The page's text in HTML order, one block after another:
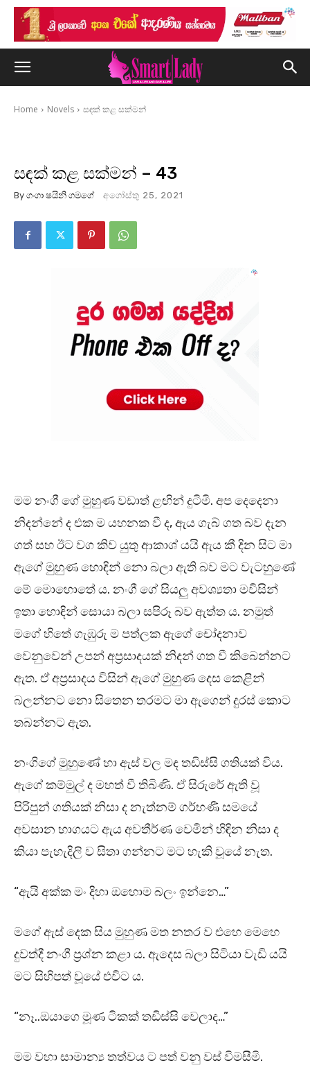
Home Novels සඳක් කළ සක්මන්
සඳක් කළ සක්මන් – 43
By ගංගා ෂයිනි ගමගේ අගෝස්තු 25, 2021
මම නංගී ගේ මුහුණ වඩාත් ළඟින් දුටිමි. අප දෙදෙනා
නිදන්නේ ද එක ම යහනක වී ද, ඇය ගැබ් ගත බව දැන
ගත් සහ ඊට වග කිව යුතු ආකාශ් යයි ඇය කී දින සිට මා
ඇගේ මුහුණ හොඳින් නො බලා ඇති බව මට වැටහුණේ
මේ මොහොතේ ය. නංගී ගේ සියලු අවශ්‍යතා මවිසින්
ඉතා හොඳින් සොයා බලා සපිරූ බව ඇත්ත ය. නමුත්
මගේ හිතේ ගැඹුරු ම පත්ලක ඇගේ චෝදනාව
වෙනුවෙන් උපන් අප්‍රසාදයක් නිදන් ගත වී කිබෙන්නට
ඇත. ඒ අප්‍රසාදය විසින් ඇගේ මුහුණ දෙස කෙළින්
බලන්නට නො සිතෙන තරමට මා ඇගෙන් දුරස් කොට
තබන්නට ඇත.
නංගිගේ මුහුණේ හා ඇස් වල මඳ තඩිස්සි ගතියක් විය.
ඇගේ කම්මුල් ද මහත් වී තිබිණි. ඒ සිරුරේ ඇති වූ
පිරිපුන් ගතියක් නිසා ද නැත්නම් ගර්භණී සමයේ
අවසාන භාගයට ඇය අවතීර්ණ වෙමින් හිඳින නිසා ද
කියා පැහැදිලි ව සිතා ගන්නට මට හැකි වූයේ නැත.
“ඇයි අක්ක මං දිහා ඔහොම බලං ඉන්නෙ…”
මගේ ඇස් දෙක සිය මුහුණ මත නතර ව එහෙ මෙහෙ
දුවත්දී නංගී ප්‍රශ්න කළා ය. ඇදෙස බලා සිටියා වැඩි යයි
මට සිහිපත් වූයේ එවිට ය.
“නෑ..ඔයාගෙ මූණ ටිකක් තඩිස්සි වෙලාද…”
මම වහා සාමාන්‍ය තත්වය ට පත් වනු වස් විමසීමි.